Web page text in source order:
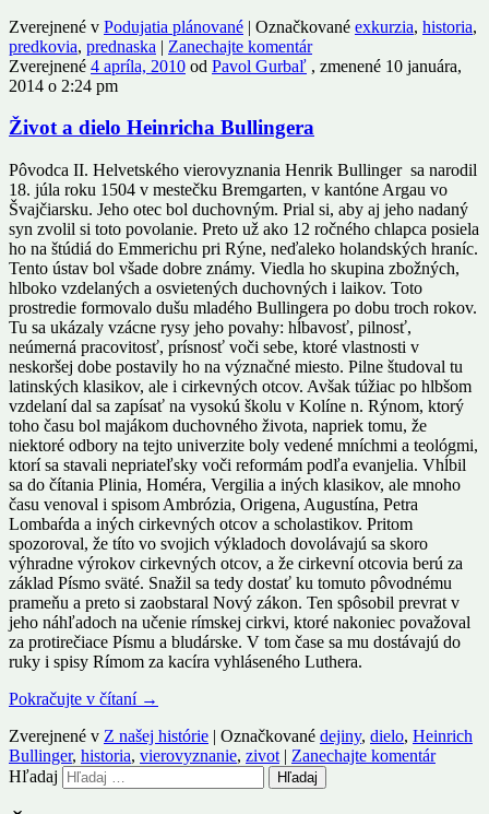
Zverejnené v Podujatia plánované | Označkované exkurzia, historia,
predkovia, prednaska | Zanechajte komentár
Zverejnené 4 apríla, 2010 od Pavol Gurbaľ , zmenené 10 januára,
2014 o 2:24 pm
Život a dielo Heinricha Bullingera
Pôvodca II. Helvetského vierovyznania Henrik Bullinger sa narodil
18. júla roku 1504 v mestečku Bremgarten, v kantóne Argau vo
Švajčiarsku. Jeho otec bol duchovným. Prial si, aby aj jeho nadaný
syn zvolil si toto povolanie. Preto už ako 12 ročného chlapca posiela
ho na štúdiá do Emmerichu pri Rýne, neďaleko holandských hraníc.
Tento ústav bol všade dobre známy. Viedla ho skupina zbožných,
hlboko vzdelaných a osvietených duchovných i laikov. Toto
prostredie formovalo dušu mladého Bullingera po dobu troch rokov.
Tu sa ukázaly vzácne rysy jeho povahy: hĺbavosť, pilnosť,
neúmerná pracovitosť, prísnosť voči sebe, ktoré vlastnosti v
neskoršej dobe postavily ho na význačné miesto. Pilne študoval tu
latinských klasikov, ale i cirkevných otcov. Avšak túžiac po hlbšom
vzdelaní dal sa zapísať na vysokú školu v Kolíne n. Rýnom, ktorý
toho času bol majákom duchovného života, napriek tomu, že
niektoré odbory na tejto univerzite boly vedené mníchmi a teológmi,
ktorí sa stavali nepriateľsky voči reformám podľa evanjelia. Vhĺbil
sa do čítania Plinia, Homéra, Vergilia a iných klasikov, ale mnoho
času venoval i spisom Ambrózia, Origena, Augustína, Petra
Lombaŕda a iných cirkevných otcov a scholastikov. Pritom
spozoroval, že títo vo svojich výkladoch dovolávajú sa skoro
výhradne výrokov cirkevných otcov, a že cirkevní otcovia berú za
základ Písmo sväté. Snažil sa tedy dostať ku tomuto pôvodnému
prameňu a preto si zaobstaral Nový zákon. Ten spôsobil prevrat v
jeho náhľadoch na učenie rímskej cirkvi, ktoré nakoniec považoval
za protirečiace Písmu a bludárske. V tom čase sa mu dostávajú do
ruky i spisy Rímom za kacíra vyhláseného Luthera.
Pokračujte v čítaní →
Zverejnené v Z našej histórie | Označkované dejiny, dielo, Heinrich
Bullinger, historia, vierovyznanie, zivot | Zanechajte komentár
Hľadaj